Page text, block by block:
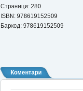
Страници: 280
ISBN: 978619152509
Баркод: 978619152509
Коментари